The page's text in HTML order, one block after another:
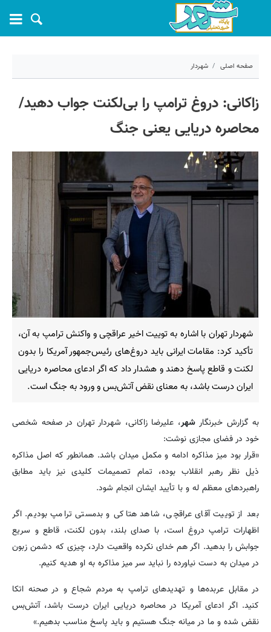
صفحه اصلی شهردار
79757
زاکانی: دروغ ترامپ را بی‌لکنت جواب دهید/
محاصره دریایی یعنی جنگ
شهردار تهران با اشاره به توییت اخیر عراقچی و واکنش ترامپ به آن،
تأکید کرد: مقامات ایرانی باید دروغ‌های رئیس‌جمهور آمریکا را بدون
لکنت و قاطع پاسخ دهند و هشدار داد که اگر ادعای محاصره دریایی
ایران درست باشد، به معنای نقض آتش‌بس و ورود به جنگ است.
به گزارش خبرنگارشهر، علیرضا زاکانی، شهردار تهران در صفحه شخصی
خود در فضای مجازی نوشت:
«قرار بود میز مذاکره ادامه و مکمل میدان باشد. همانطور که اصل مذاکره
ذیل نظر رهبر انقلاب بوده، تمام تصمیمات کلیدی نیز باید مطابق
راهبردهای معظم له و با تأیید ایشان انجام شود.
بعد از توییت آقای عراقچی، شاهد هتاکی و بدمستی ترامپ بودیم. اگر
اظهارات ترامپ دروغ است، با صدای بلند، بدون لکنت، قاطع و سریع
جوابش را بدهید. اگر هم خدای نکرده واقعیت دارد، چیزی که دشمن زبون
در میدان به دست نیاورده را نباید سر میز مذاکره به او هدیه کنیم.
در مقابل عربده‌ها و تهدیدهای ترامپ به مردم شجاع و در صحنه اتکا
کنید. اگر ادعای آمریکا در محاصره دریایی ایران درست باشد، آتش‌بس
نقض شده و ما در میانه جنگ هستیم و باید پاسخ مناسب بدهیم.»